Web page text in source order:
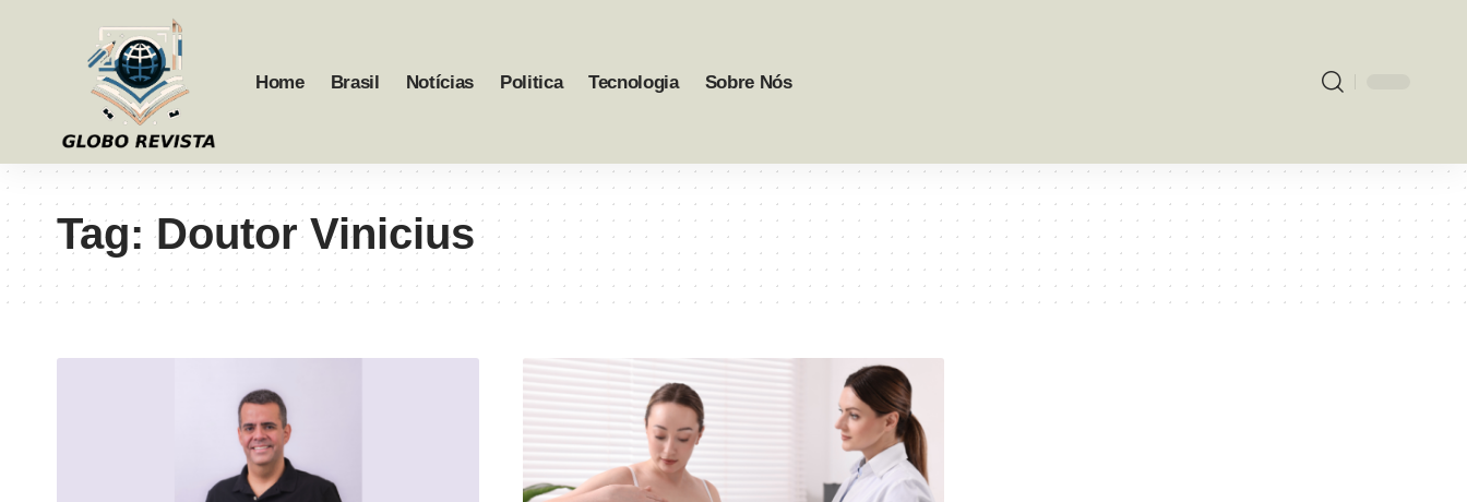
Home Brasil Notícias Politica Tecnologia Sobre Nós
Tag:Doutor Vinicius